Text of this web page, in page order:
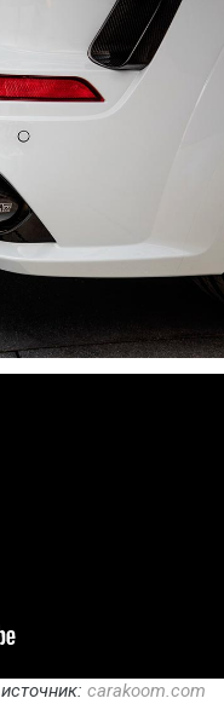
источник: carakoom.com